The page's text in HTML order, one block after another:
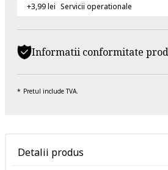
+3,99 lei Servicii operationale
Informatii conformitate
Pretul include TVA.
Detalii produs